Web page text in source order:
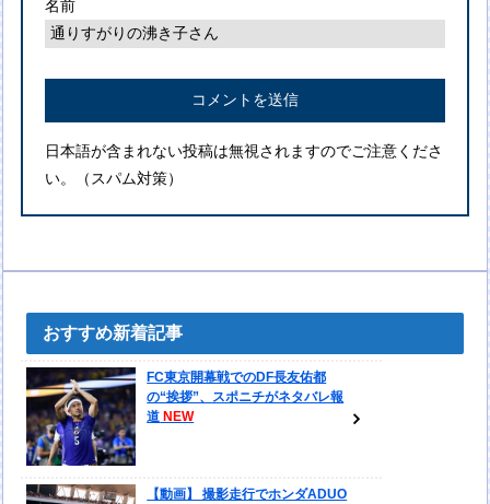
名前
日本語が含まれない投稿は無視されますのでご注意くださ
い。（スパム対策）
おすすめ新着記事
FC東京開幕戦でのDF長友佑都
の“挨拶”、スポニチがネタバレ報
道
【動画】 撮影走行でホンダADUO